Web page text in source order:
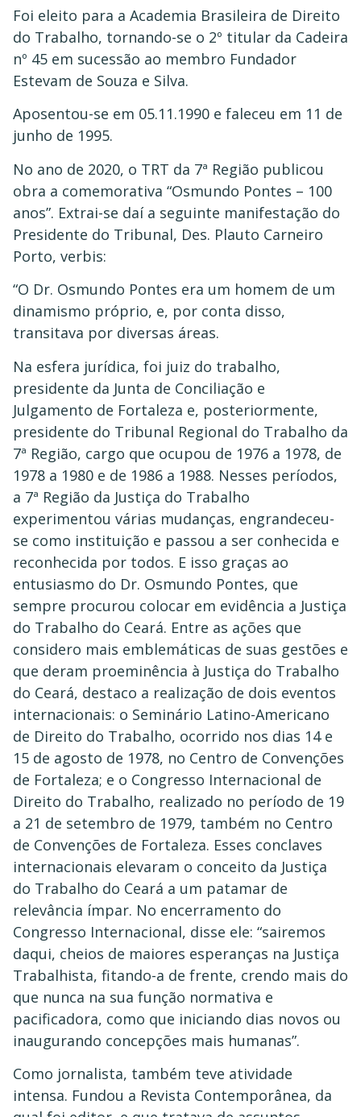
Foi eleito para a Academia Brasileira de Direito
do Trabalho, tornando-se o 2º titular da Cadeira
nº 45 em sucessão ao membro Fundador
Estevam de Souza e Silva.
Aposentou-se em 05.11.1990 e faleceu em 11 de
junho de 1995.
No ano de 2020, o TRT da 7ª Região publicou
obra a comemorativa “Osmundo Pontes – 100
anos”. Extrai-se daí a seguinte manifestação do
Presidente do Tribunal, Des. Plauto Carneiro
Porto, verbis:
“O Dr. Osmundo Pontes era um homem de um
dinamismo próprio, e, por conta disso,
transitava por diversas áreas.
Na esfera jurídica, foi juiz do trabalho,
presidente da Junta de Conciliação e
Julgamento de Fortaleza e, posteriormente,
presidente do Tribunal Regional do Trabalho da
7ª Região, cargo que ocupou de 1976 a 1978, de
1978 a 1980 e de 1986 a 1988. Nesses períodos,
a 7ª Região da Justiça do Trabalho
experimentou várias mudanças, engrandeceu-
se como instituição e passou a ser conhecida e
reconhecida por todos. E isso graças ao
entusiasmo do Dr. Osmundo Pontes, que
sempre procurou colocar em evidência a Justiça
do Trabalho do Ceará. Entre as ações que
considero mais emblemáticas de suas gestões e
que deram proeminência à Justiça do Trabalho
do Ceará, destaco a realização de dois eventos
internacionais: o Seminário Latino-Americano
de Direito do Trabalho, ocorrido nos dias 14 e
15 de agosto de 1978, no Centro de Convenções
de Fortaleza; e o Congresso Internacional de
Direito do Trabalho, realizado no período de 19
a 21 de setembro de 1979, também no Centro
de Convenções de Fortaleza. Esses conclaves
internacionais elevaram o conceito da Justiça
do Trabalho do Ceará a um patamar de
relevância ímpar. No encerramento do
Congresso Internacional, disse ele: “sairemos
daqui, cheios de maiores esperanças na Justiça
Trabalhista, fitando-a de frente, crendo mais do
que nunca na sua função normativa e
pacificadora, como que iniciando dias novos ou
inaugurando concepções mais humanas”.
Como jornalista, também teve atividade
intensa. Fundou a Revista Contemporânea, da